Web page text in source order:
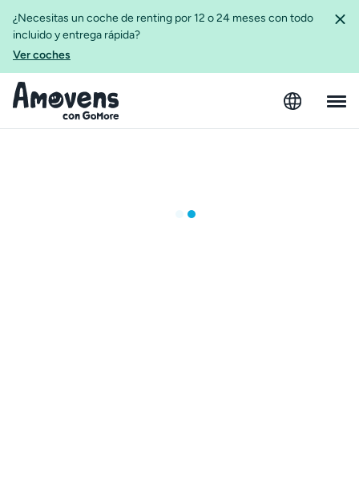
¿Necesitas un coche de renting por 12 o 24 meses con todo
incluido y entrega rápida?
Ver coches